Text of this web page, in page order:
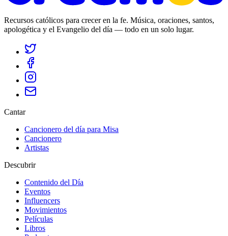
Recursos católicos para crecer en la fe. Música, oraciones, santos,
apologética y el Evangelio del día — todo en un solo lugar.
Cantar
Cancionero del día para Misa
Cancionero
Artistas
Descubrir
Contenido del Día
Eventos
Influencers
Movimientos
Películas
Libros